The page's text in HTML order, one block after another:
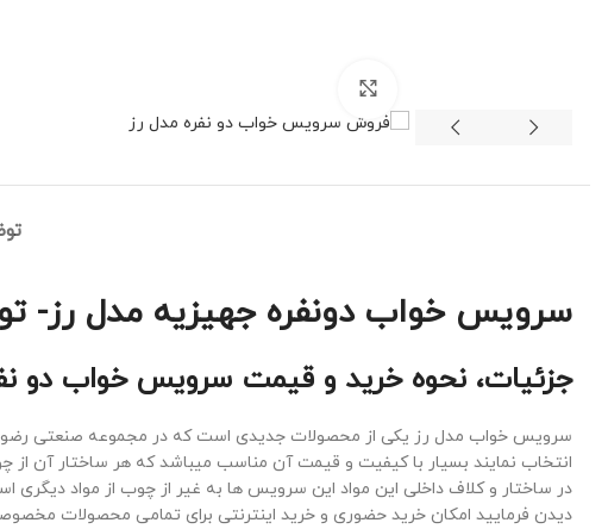
سرویس خواب دونفره جهیزیه مدل رز-
جزئیات، نحوه خرید و قیمت سرویس خواب دو
سرویس خواب مدل رز یکی از محصولات جدیدی است که در مجموعه صنعتی رضوی
انتخاب نمایند بسیار با کیفیت و قیمت آن مناسب میباشد که هر ساختار آن
در ساختار و کلاف داخلی این مواد این سرویس ها به غیر از چوب از مواد
دیدن فرمایید امکان خرید حضوری و خرید اینترنتی برای تمامی محصولات